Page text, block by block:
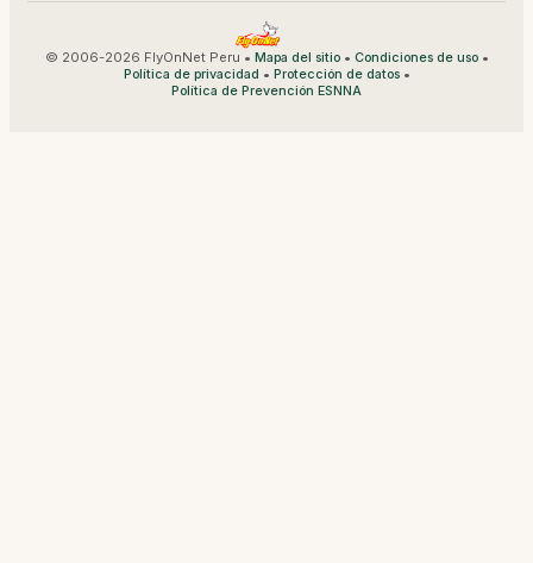
© 2006-2026 FlyOnNet Peru • Mapa del sitio• Condiciones de uso•
Política de privacidad • Protección de datos•
Política de Prevención ESNNA